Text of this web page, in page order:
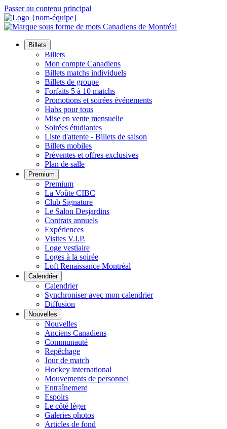
Passer au contenu principal
Billets
Billets
Mon compte Canadiens
Billets matchs individuels
Billets de groupe
Forfaits 5 à 10 matchs
Promotions et soirées événements
Habs pour tous
Mise en vente mensuelle
Soirées étudiantes
Liste d'attente - Billets de saison
Billets mobiles
Préventes et offres exclusives
Plan de salle
Premium
Premium
La Voûte CIBC
Club Signature
Le Salon Desjardins
Contrats annuels
Expériences
Visites V.I.P.
Loge vestiaire
Loges à la soirée
Loft Renaissance Montréal
Calendrier
Calendrier
Synchroniser avec mon calendrier
Diffusion
Nouvelles
Nouvelles
Anciens Canadiens
Communauté
Repêchage
Jour de match
Hockey international
Mouvements de personnel
Entraînement
Espoirs
Le côté léger
Galeries photos
Articles de fond